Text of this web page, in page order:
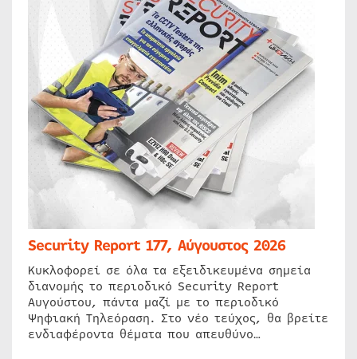
Security Report 177, Αύγουστος 2026
Κυκλοφορεί σε όλα τα εξειδικευμένα σημεία
διανομής το περιοδικό Security Report
Αυγούστου, πάντα μαζί με το περιοδικό
Ψηφιακή Τηλεόραση. Στο νέο τεύχος, θα βρείτε
ενδιαφέροντα θέματα που απευθύνο…